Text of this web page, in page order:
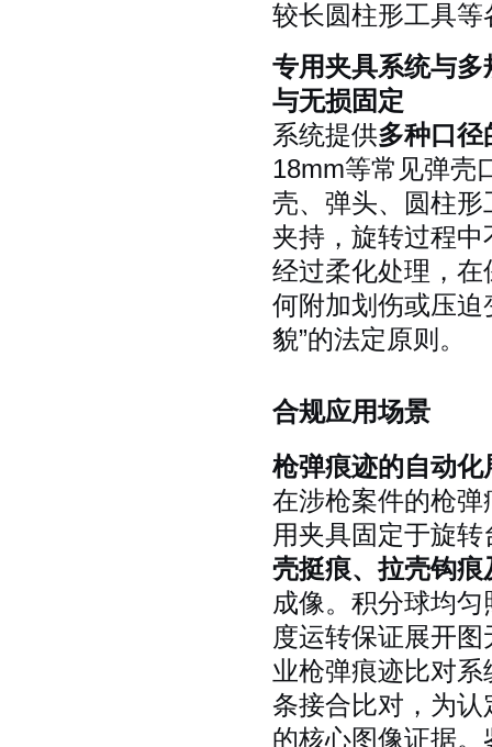
较长圆柱形工具
专用夹具系统与
与无损固定
系统提供多种口径
18mm等常见弹壳
壳、弹头、圆柱
夹持，旋转过程
经过柔化处理，
何附加划伤或压迫
貌”的法定原则。
合规应用场景
枪弹痕迹的自动
在涉枪案件的枪
用夹具固定于旋
壳挺痕、拉壳钩痕
成像。积分球均
度运转保证展开
业枪弹痕迹比对
条接合比对，为
的核心图像证据